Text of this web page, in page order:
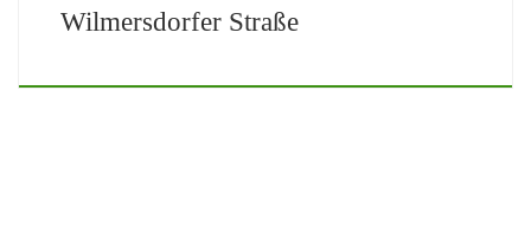
Wilmersdorfer Straße